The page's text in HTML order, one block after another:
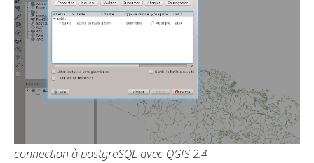
connection à postgreSQL avec QGIS 2.4